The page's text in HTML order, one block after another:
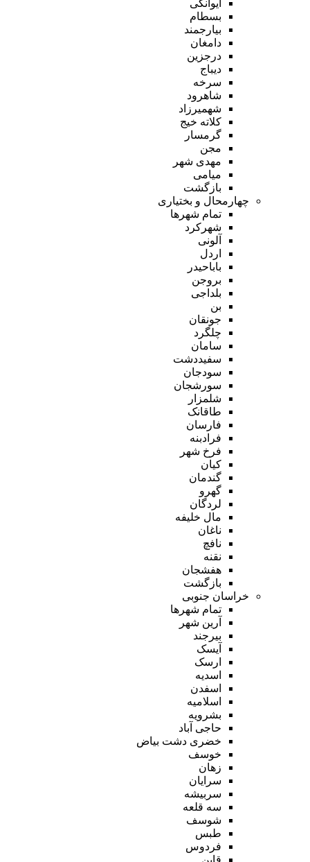
ایوانکی
بسطام
بیارجمند
دامغان
درجزین
دیباج
سرخه
شاهرود
شهمیرزاد
کلاته خیج
گرمسار
مجن
مهدی شهر
میامی
بازگشت
چهارمحال و بختیاری
تمام شهر‌ها
شهرکرد
آلونی
اردل
باباحیدر
بروجن
بلداجی
بن
جونقان
چلگرد
سامان
سفیددشت
سودجان
سورشجان
شلمزار
طاقانک
فارسان
فرادبنه
فرخ شهر
کیان
گندمان
گهرو
لردگان
مال خلیفه
ناغان
نافچ
نقنه
هفشجان
بازگشت
خراسان جنوبی
تمام شهر‌ها
آرین شهر
بیرجند
آیسک
ارسک
اسدیه
اسفدن
اسلامیه
بشرویه
حاجی آباد
خضری دشت بیاض
خوسف
زهان
سرایان
سربیشه
سه قلعه
شوسف
طبس
فردوس
قاین